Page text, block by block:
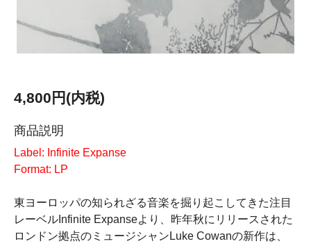
4,800円(内税)
商品説明
Label: Infinite Expanse
Format: LP
東ヨーロッパの知られざる音楽を掘り起こしてきた注目
レーベルInfinite Expanseより、昨年秋にリリースされた
ロンドン拠点のミュージシャンLuke Cowanの新作は、